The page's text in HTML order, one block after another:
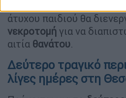
άτυχου παιδιού θα
νεκροτομή για να
αιτία θανάτου.
Δεύτερο τραγικό
λίγες ημέρες στη